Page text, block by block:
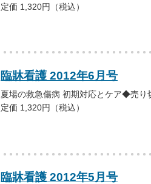
定価 1,320円（税込）
臨牀看護 2012年6月号
夏場の救急傷病 初期対応とケア◆売
定価 1,320円（税込）
臨牀看護 2012年5月号